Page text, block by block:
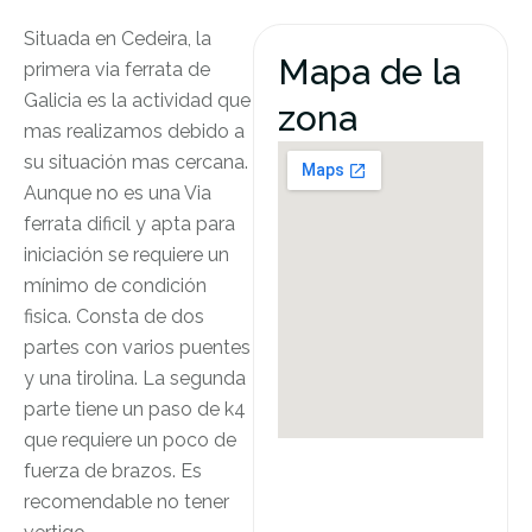
Situada en Cedeira, la
primera via ferrata de
Galicia es la actividad que
mas realizamos debido a
su situación mas cercana.
Aunque no es una Via
ferrata dificil y apta para
iniciación se requiere un
mínimo de condición
fisica. Consta de dos
partes con varios puentes
y una tirolina. La segunda
parte tiene un paso de k4
que requiere un poco de
fuerza de brazos. Es
recomendable no tener
Mapa de la
zona